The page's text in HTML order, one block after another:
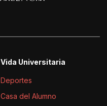
Vida Universitaria
Deportes
Casa del Alumno